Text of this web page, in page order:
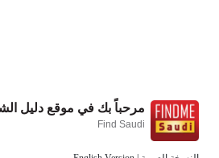
مرحباً بك في موقع دليل
Find Saudi